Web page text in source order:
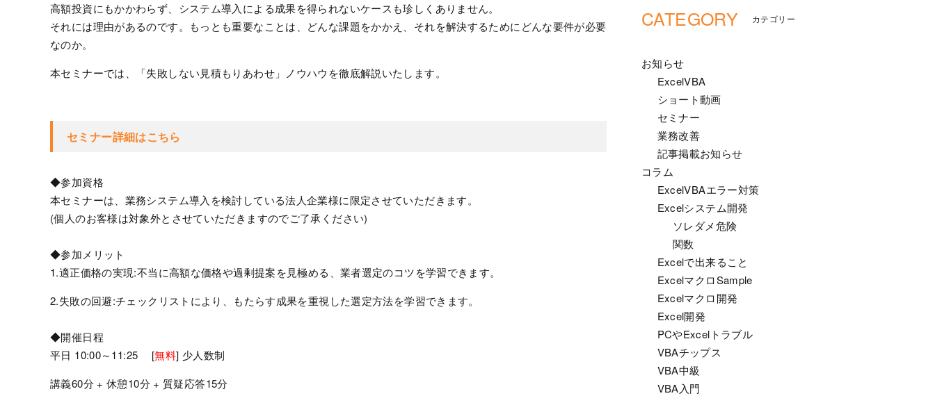
高額投資にもかかわらず、システム導入による成果を得られないケースも珍しくありません。
それには理由があるのです。もっとも重要なことは、どんな課題をかかえ、それを解決するためにどんな要件が必要
なのか。
本セミナーでは、「失敗しない見積もりあわせ」ノウハウを徹底解説いたします。
セミナー詳細はこちら
◆参加資格
本セミナーは、業務システム導入を検討している法人企業様に限定させていただきます。
(個人のお客様は対象外とさせていただきますのでご了承ください)
◆参加メリット
1.適正価格の実現:不当に高額な価格や過剰提案を見極める、業者選定のコツを学習できます。
2.失敗の回避:チェックリストにより、もたらす成果を重視した選定方法を学習できます。
◆開催日程
平日 10:00～11:25 [無料] 少人数制
講義60分 + 休憩10分 + 質疑応答15分
CATEGORY カテゴリー
お知らせ
ExcelVBA
ショート動画
セミナー
業務改善
記事掲載お知らせ
コラム
ExcelVBAエラー対策
Excelシステム開発
ソレダメ危険
関数
Excelで出来ること
ExcelマクロSample
Excelマクロ開発
Excel開発
PCやExcelトラブル
VBAチップス
VBA中級
VBA入門